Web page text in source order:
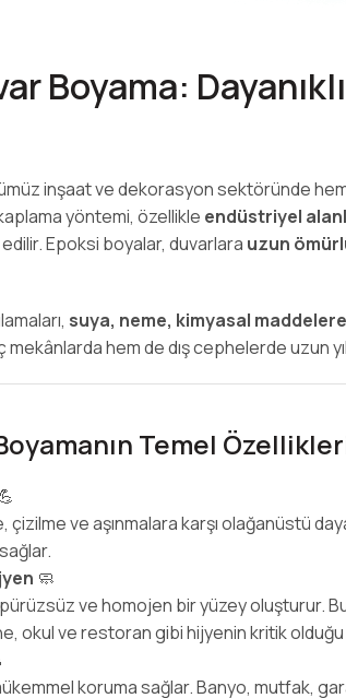
Boyama:
inşaat ve dekorasyon sektöründe
yöntemi, özellikle endüstriyel
Epoksi boyalar, duvarlara uzun
suya, neme, kimyasal
hem de dış cephelerde uzun
Temel
ve aşınmalara karşı olağanüstü
🧼
ve homojen bir yüzey oluşturur.
okul ve restoran gibi hijyenin kritik
koruma sağlar. Banyo, mutfak,